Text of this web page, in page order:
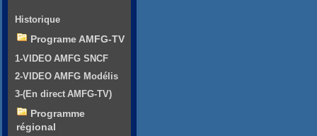
Historique
Programe AMFG-TV
1-VIDEO AMFG SNCF
2-VIDEO AMFG Modélis
3-(En direct AMFG-TV)
Programme
régional